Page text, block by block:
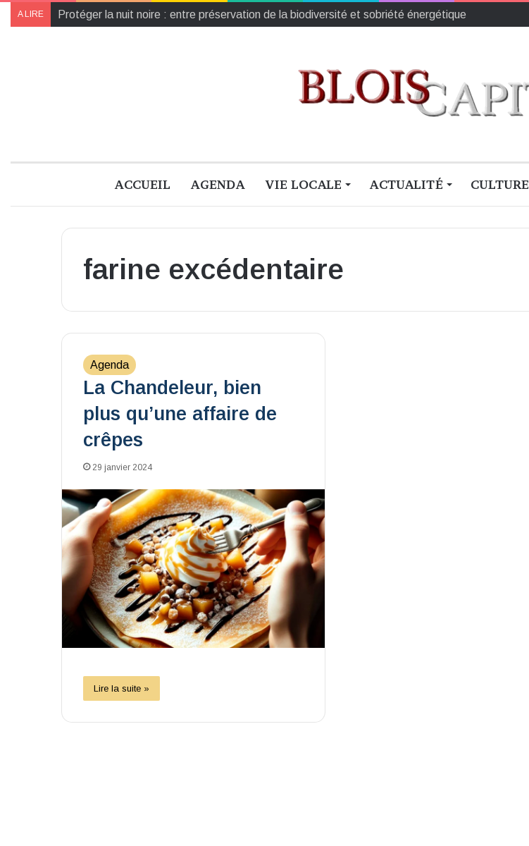
A LIRE Protéger la nuit noire : entre préservation de la biodiversité et sobriété énergétique
ACCUEIL AGENDA VIE LOCALE ACTUALITÉ CULTURE
farine excédentaire
Agenda
La Chandeleur, bien
plus qu’une affaire de
crêpes
29 janvier 2024
Lire la suite »